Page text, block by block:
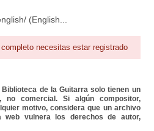
(English...
necesitas estar registrado
de la Guitarra solo tienen un
comercial. Si algún compositor,
motivo, considera que un archivo
web vulnera los derechos de autor,